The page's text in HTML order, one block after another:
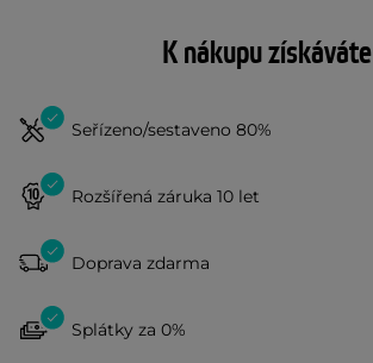
K nákupu získáváte
Seřízeno/sestaveno 80%
Rozšířená záruka 10 let
Doprava zdarma
Splátky za 0%